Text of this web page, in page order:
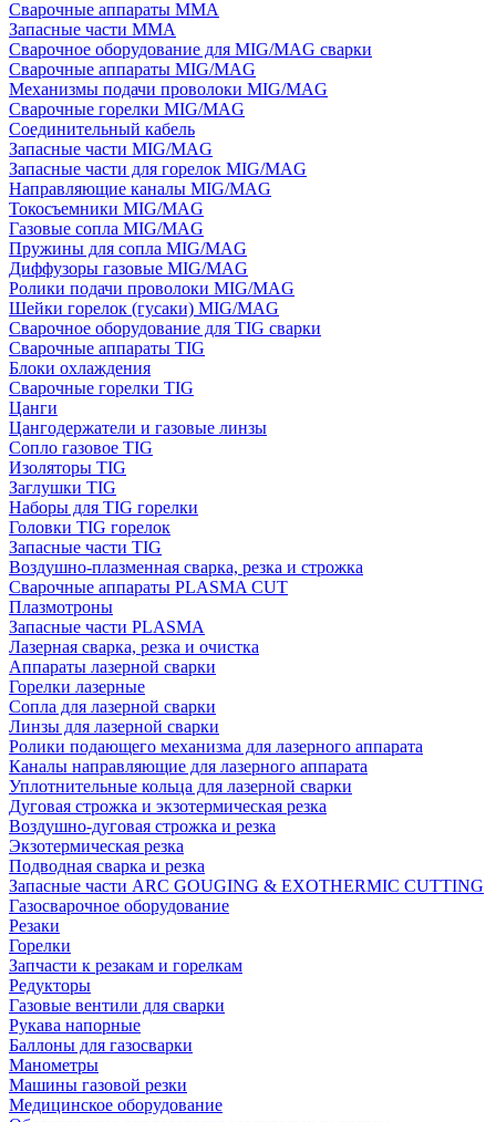
Сварочные аппараты MMA
Запасные части MMA
Сварочное оборудование для MIG/MAG сварки
Сварочные аппараты MIG/MAG
Механизмы подачи проволоки MIG/MAG
Сварочные горелки MIG/MAG
Соединительный кабель
Запасные части MIG/MAG
Запасные части для горелок MIG/MAG
Направляющие каналы MIG/MAG
Токосъемники MIG/MAG
Газовые сопла MIG/MAG
Пружины для сопла MIG/MAG
Диффузоры газовые MIG/MAG
Ролики подачи проволоки MIG/MAG
Шейки горелок (гусаки) MIG/MAG
Сварочное оборудование для TIG сварки
Сварочные аппараты TIG
Блоки охлаждения
Сварочные горелки TIG
Цанги
Цангодержатели и газовые линзы
Сопло газовое TIG
Изоляторы TIG
Заглушки TIG
Наборы для TIG горелки
Головки TIG горелок
Запасные части TIG
Воздушно-плазменная сварка, резка и строжка
Сварочные аппараты PLASMA CUT
Плазмотроны
Запасные части PLASMA
Лазерная сварка, резка и очистка
Аппараты лазерной сварки
Горелки лазерные
Сопла для лазерной сварки
Линзы для лазерной сварки
Ролики подающего механизма для лазерного аппарата
Каналы направляющие для лазерного аппарата
Уплотнительные кольца для лазерной сварки
Дуговая строжка и экзотермическая резка
Воздушно-дуговая строжка и резка
Экзотермическая резка
Подводная сварка и резка
Запасные части ARC GOUGING & EXOTHERMIC CUTTING
Газосварочное оборудование
Резаки
Горелки
Запчасти к резакам и горелкам
Редукторы
Газовые вентили для сварки
Рукава напорные
Баллоны для газосварки
Манометры
Машины газовой резки
Медицинское оборудование